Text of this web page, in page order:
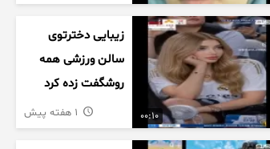
00:10
زیبایی دخترتوی
سالن ورزشی همه
روشگفت زده کرد